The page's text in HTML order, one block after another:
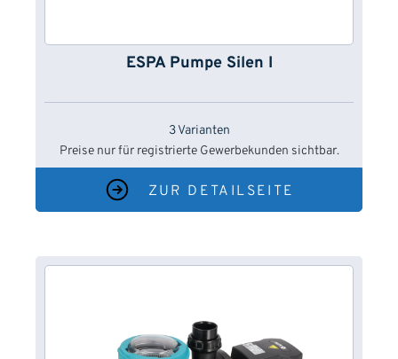
ESPA Pumpe Silen I
3 Varianten
Preise nur für registrierte Gewerbekunden sichtbar.
ZUR DETAILSEITE